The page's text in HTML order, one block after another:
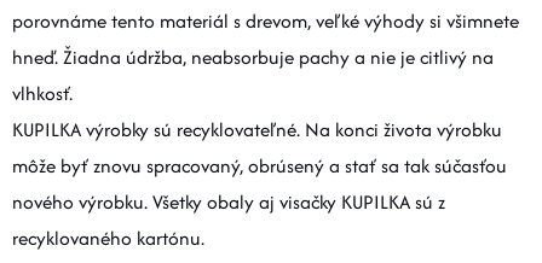
porovnáme tento materiál s drevom, veľké výhody si všimnete
hneď. Žiadna údržba, neabsorbuje pachy a nie je citlivý na
vlhkosť.
KUPILKA výrobky sú recyklovateľné. Na konci života výrobku
môže byť znovu spracovaný, obrúsený a stať sa tak súčasťou
nového výrobku. Všetky obaly aj visačky KUPILKA sú z
recyklovaného kartónu.